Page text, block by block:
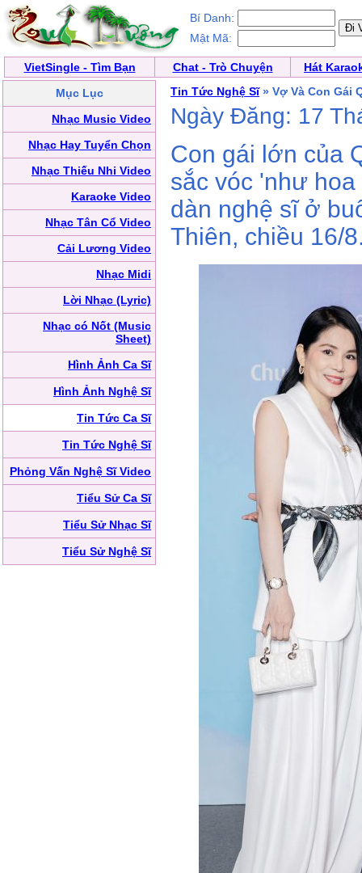
Bí Danh:
Mật Mã:
VietSingle - Tìm Bạn Chat - Trò Chuyện
Hát
Mục Lục
Nhạc Music Video
Nhạc Hay Tuyển Chọn
Nhạc Thiếu Nhi Video
Karaoke Video
Nhạc Tân Cổ Video
Cải Lương Video
Nhạc Midi
Lời Nhạc (Lyric)
Nhạc có Nốt (Music
Sheet)
Hình Ảnh Ca Sĩ
Hình Ảnh Nghệ Sĩ
Tin Tức Ca Sĩ
Tin Tức Nghệ Sĩ
Phỏng Vấn Nghệ Sĩ Video
Tiểu Sử Ca Sĩ
Tiểu Sử Nhạc Sĩ
Tiểu Sử Nghệ Sĩ
Tin Tức Nghệ Sĩ» Vợ Và Con Gái
Ngày Đăng: 17
Con gái lớn của
sắc vóc 'như
dàn nghệ sĩ ở
Thiên, chiều 16/